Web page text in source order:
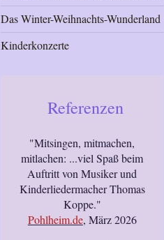
Das Winter-Weihnachts-Wunderland
Kinderkonzerte
Referenzen
"Mitsingen, mitmachen,
mitlachen: ...viel Spaß beim
Auftritt von Musiker und
Kinderliedermacher Thomas
Koppe."
Pohlheim.de, März 2026